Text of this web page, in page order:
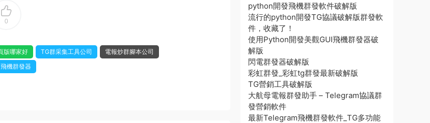
0
版哪家好 TG群采集工具公司
電報炒群腳本公司
飛機群發器
python開發飛機群發軟件破解版
流行的python開發TG協議破解版群發軟
件，收藏了！
使用Python開發美觀GUI飛機群發器破
解版
閃電群發器破解版
彩虹群發_彩虹tg群發最新破解版
TG營銷工具破解版
大航母電報群發助手 – Telegram協議群
發營銷軟件
最新Telegram飛機群發軟件_TG多功能